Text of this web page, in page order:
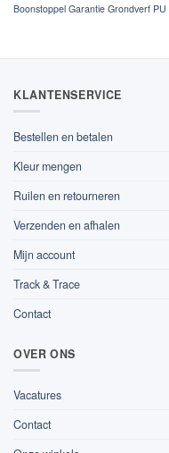
Boonstoppel Garantie Grondverf PU
KLANTENSERVICE
Bestellen en betalen
Kleur mengen
Ruilen en retourneren
Verzenden en afhalen
Mijn account
Track & Trace
Contact
OVER ONS
Vacatures
Contact